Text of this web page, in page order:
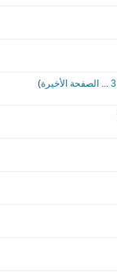
3
... الصفحة الأخيرة)